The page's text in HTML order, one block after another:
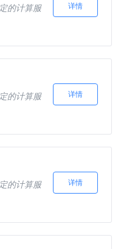
的计算服
详情
的计算服
详情
的计算服
详情